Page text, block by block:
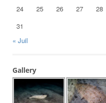
24
25 26 27 28
31
« Juil
Gallery